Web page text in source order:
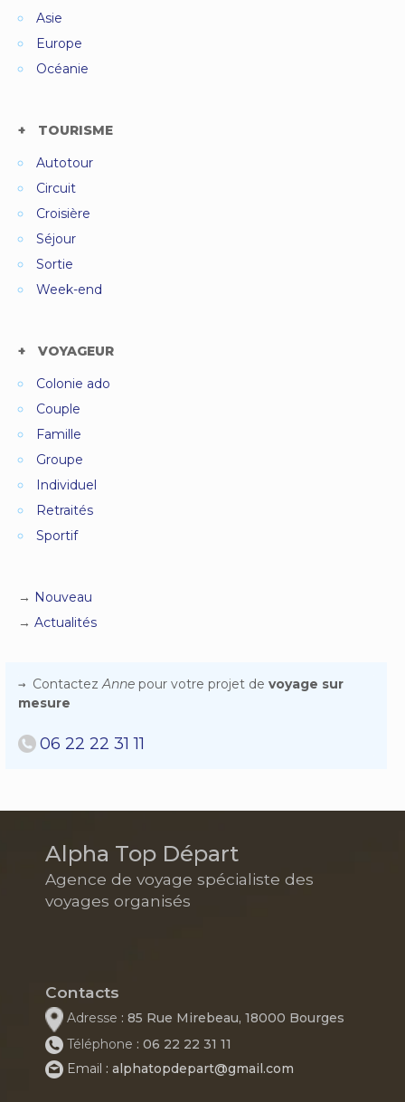
Asie
Europe
Océanie
TOURISME
Autotour
Circuit
Croisière
Séjour
Sortie
Week-end
VOYAGEUR
Colonie ado
Couple
Famille
Groupe
Individuel
Retraités
Sportif
Nouveau
Actualités
ContactezAnne pour votre projet de voyage sur
mesure
06 22 22 31 11
Alpha Top Départ
Agence de voyage spécialiste des
voyages organisés
Contacts
Adresse : 85 Rue Mirebeau, 18000 Bourges
Téléphone : 06 22 22 31 11
Email : alphatopdepart@gmail.com